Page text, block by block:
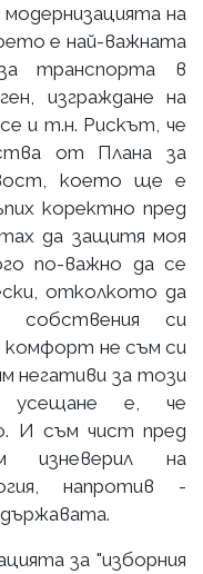
на
е най-важната
транспорта в
изграждане на
и т.н. Рискът, че
от Плана за
което ще е
коректно пред
да защитя моя
по-важно да се
отколкото да
собствения си
комфорт не съм си
негативи за този
усещане е, че
И съм чист пред
на
напротив -
държавата.
за "изборния